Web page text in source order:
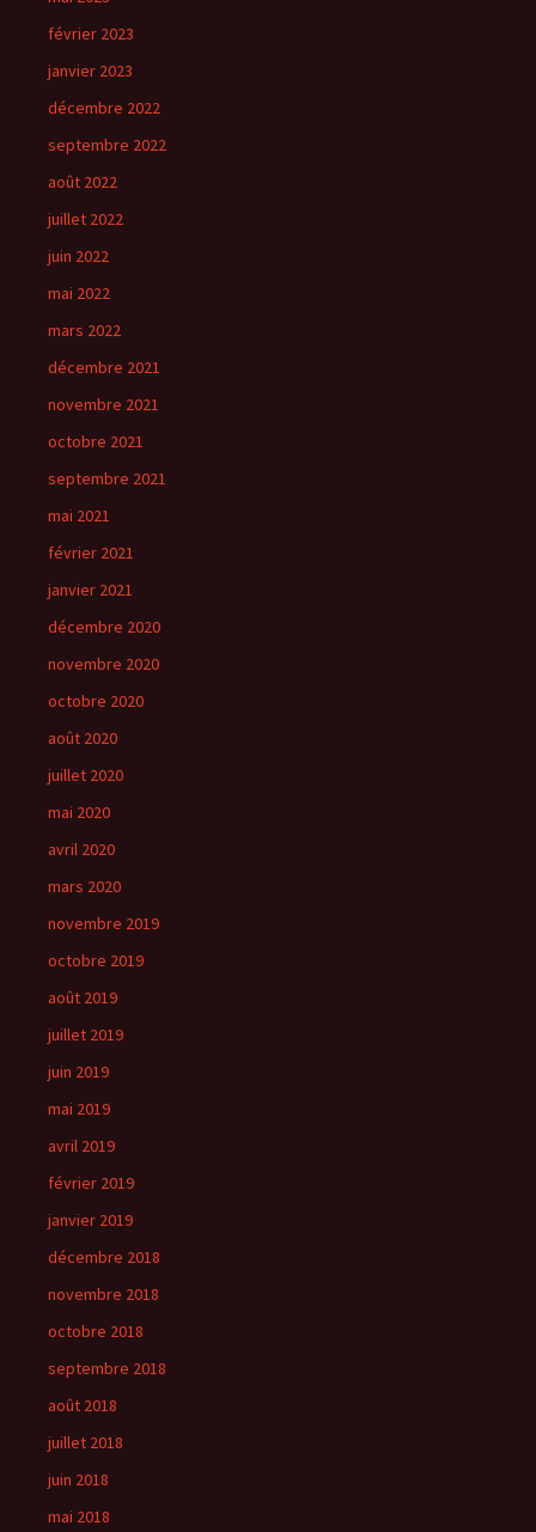
février 2023
janvier 2023
décembre 2022
septembre 2022
août 2022
juillet 2022
juin 2022
mai 2022
mars 2022
décembre 2021
novembre 2021
octobre 2021
septembre 2021
mai 2021
février 2021
janvier 2021
décembre 2020
novembre 2020
octobre 2020
août 2020
juillet 2020
mai 2020
avril 2020
mars 2020
novembre 2019
octobre 2019
août 2019
juillet 2019
juin 2019
mai 2019
avril 2019
février 2019
janvier 2019
décembre 2018
novembre 2018
octobre 2018
septembre 2018
août 2018
juillet 2018
juin 2018
mai 2018